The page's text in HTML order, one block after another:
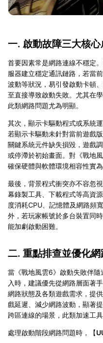
一. 啟動故障三大核心
首要因素常是網路連線不穩定
服器建立穩定通訊鏈路，若當
波動等狀況，易引發啟動卡頓
至直接導致啟動失敗。尤其在
此類網路問題尤為明顯。
其次，顯示卡驅動程式或系統
若顯示卡驅動未針對當前遊戲
關鍵系統元件缺失損毀，遊戲
或停滯於初始畫面。對《戰地
確保硬體與軟體環境相容性實為
最後，背景程式衝突亦不容忽
幕錄製工具、下載程式等高資
度消耗CPU、記憶體及網路頻
外，若玩家帳號於多台裝置同
能加劇啟動困難。
二. 重點排查並優化
當《戰地風雲6》啟動失敗伴
入時，建議優先從網路層面著
網路狀態及各類遊戲需求，提
戲延遲、減少網路波動，顯著
跨區連線的場景，此類加速工具
處理啟動階段網路問題時，【